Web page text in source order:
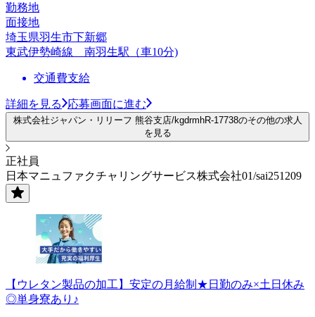
勤務地
面接地
埼玉県羽生市下新郷
東武伊勢崎線 南羽生駅（車10分)
交通費支給
詳細を見る 応募画面に進む
株式会社ジャパン・リリーフ 熊谷支店/kgdrmhR-17738のその他の求人
を見る
正社員
日本マニュファクチャリングサービス株式会社01/sai251209
【ウレタン製品の加工】安定の月給制★日勤のみ×土日休み
◎単身寮あり♪